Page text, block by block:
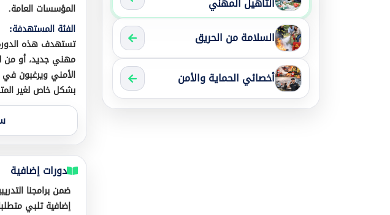
السلامة من الحريق
أخصائي الحماية والأمن
المؤسسات العامة.
الفئة المستهدفة:
تستهدف هذه
مهني جديد، أو من
الأمني ويرغبون
بشكل خاص لغير
دورات إضافية
ضمن برامجنا
إضافية تلبي